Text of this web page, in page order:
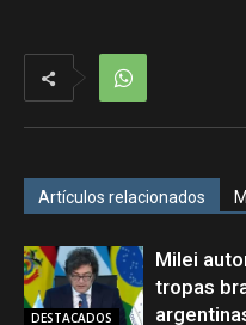
Artículos relacionados
DESTACADOS
Milei
tropas